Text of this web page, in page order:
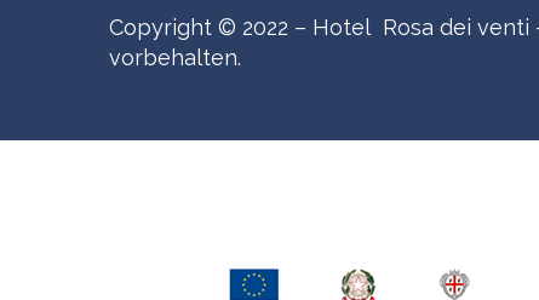
Copyright © 2022 – Hotel Rosa dei venti
vorbehalten.